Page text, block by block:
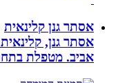
אסתר גנן קלינאית
אסתר גנן, קלינאית
אביב. מטפלת בתחומי